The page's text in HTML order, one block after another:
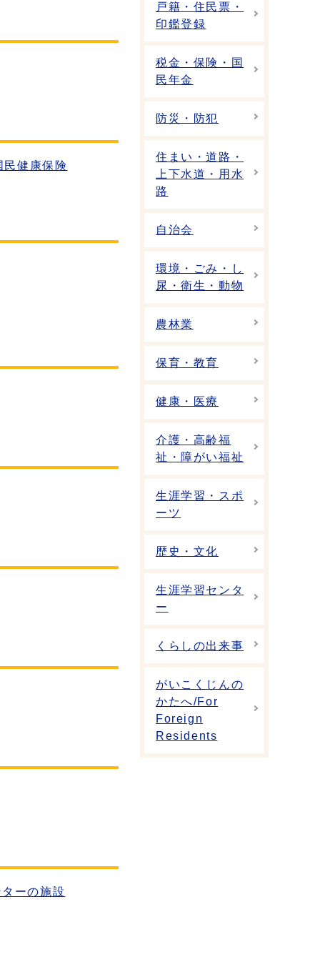
民健康保険
ーの施設
戸籍・住民票・
印鑑登録
税金・保険・国
民年金
防災・防犯
住まい・道路・
上下水道・用水
路
自治会
環境・ごみ・し
尿・衛生・動物
農林業
保育・教育
健康・医療
介護・高齢福
祉・障がい福祉
生涯学習・スポ
ーツ
歴史・文化
生涯学習センタ
ー
くらしの出来事
がいこくじんの
かたへ/For
Foreign
Residents